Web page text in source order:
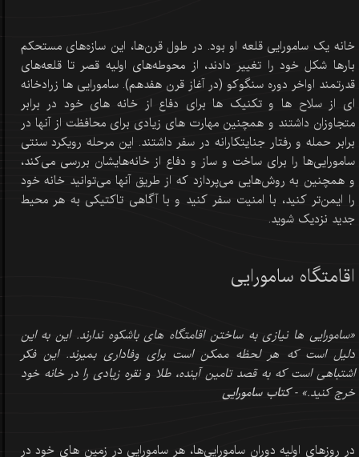
خانه یک سامورایی قلعه او بود. در طول قرن‌ها، این سازه‌های مستحکم
بارها شکل خود را تغییر دادند، از محوطه‌های اولیه قصر تا قلعه‌های
قدرتمند اواخر دوره سنگوکو (در آغاز قرن هفدهم). سامورایی ها زرادخانه
ای از سلاح ها و تکنیک ها برای دفاع از خانه های خود در برابر
متجاوزان داشتند و همچنین مهارت های زیادی برای محافظت از آنها در
برابر حمله و رفتار جنایتکارانه در سفر داشتند. این مرحله رویکرد سنتی
سامورایی‌ها را برای ساخت و ساز و دفاع از خانه‌هایشان بررسی می‌کند،
و همچنین به روش‌هایی می‌پردازد که از طریق آنها می‌توانید خانه خود
را ایمن‌تر کنید، با امنیت سفر کنید و با آگاهی تاکتیکی به هر محیط
جدید نزدیک شوید.
اقامتگاه سامورایی
«سامورایی ها نیازی به ساختن اقامتگاه های باشکوه ندارند. این به این
دلیل است که هر لحظه ممکن است برای وفاداری بمیرند. این فکر
اشتباهی است که به قصد تامین آینده، طلا و نقره زیادی را در خانه خود
خرج کنید.» -کتاب سامورایی
در روزهای اولیه دوران سامورایی‌ها، هر سامورایی در زمین های خود در